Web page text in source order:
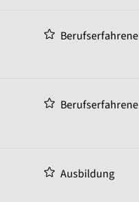
Berufserfahrene
Berufserfahrene
Ausbildung